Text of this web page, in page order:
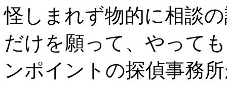
怪しまれず物的に相談
だけを願って、やって
ンポイントの探偵事務